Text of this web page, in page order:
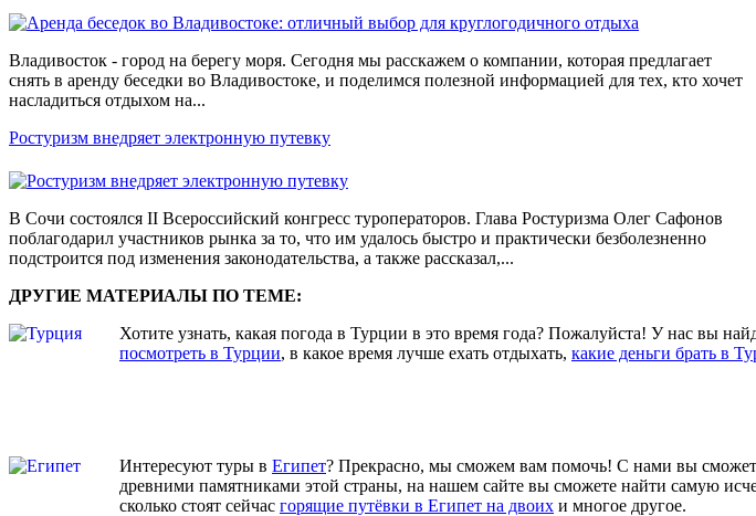
Владивосток - город на берегу моря. Сегодня мы расскажем о компании, которая предлагает
снять в аренду беседки во Владивостоке, и поделимся полезной информацией для тех, кто хочет
насладиться отдыхом на...
Ростуризм внедряет электронную путевку
В Сочи состоялся II Всероссийский конгресс туроператоров. Глава Ростуризма Олег Сафонов
поблагодарил участников рынка за то, что им удалось быстро и практически безболезненно
подстроится под изменения законодательства, а также рассказал,...
ДРУГИЕ МАТЕРИАЛЫ ПО ТЕМЕ:
Хотите узнать, какая погода в Турции в это время года? Пожалуйста! У нас вы
посмотреть в Турции, в какое время лучше ехать отдыхать, какие деньги брать в
Интересуют туры в Египет? Прекрасно, мы сможем вам помочь! С нами вы
древними памятниками этой страны, на нашем сайте вы сможете найти самую
сколько стоят сейчас горящие путёвки в Египет на двоих и многое другое.